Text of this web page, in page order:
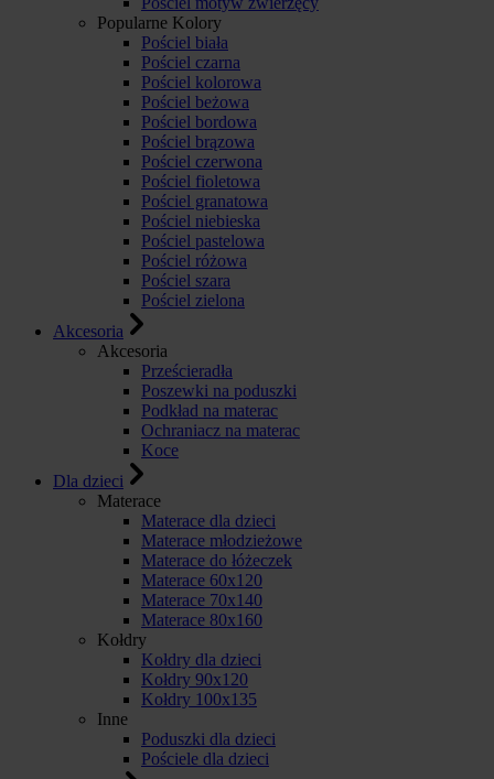
Popularne Kolory
Pościel biała
Pościel czarna
Pościel kolorowa
Pościel beżowa
Pościel bordowa
Pościel brązowa
Pościel czerwona
Pościel fioletowa
Pościel granatowa
Pościel niebieska
Pościel pastelowa
Pościel różowa
Pościel szara
Pościel zielona
Akcesoria
Akcesoria
Prześcieradła
Poszewki na poduszki
Podkład na materac
Ochraniacz na materac
Koce
Dla dzieci
Materace
Materace dla dzieci
Materace młodzieżowe
Materace do łóżeczek
Materace 60x120
Materace 70x140
Materace 80x160
Kołdry
Kołdry dla dzieci
Kołdry 90x120
Kołdry 100x135
Inne
Poduszki dla dzieci
Pościele dla dzieci